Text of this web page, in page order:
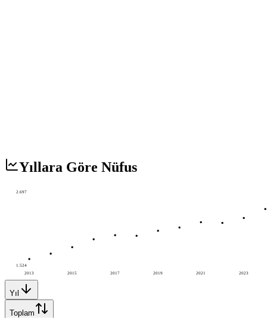
Yıllara Göre Nüfus
2013 2015 2017 2019 2021 2023
2.697
1.524
Yıl
Toplam